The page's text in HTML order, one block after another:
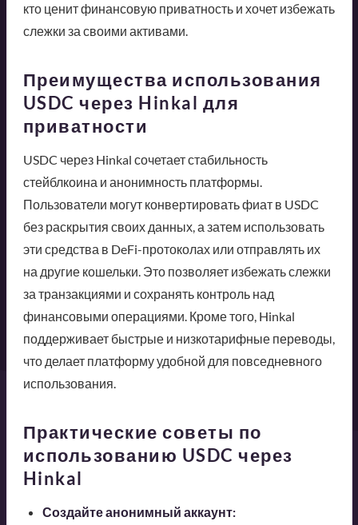
кто ценит финансовую приватность и хочет избежать
слежки за своими активами.
Преимущества использования
USDC через Hinkal для
приватности
USDC через Hinkal сочетает стабильность
стейблкоина и анонимность платформы.
Пользователи могут конвертировать фиат в USDC
без раскрытия своих данных, а затем использовать
эти средства в DeFi-протоколах или отправлять их
на другие кошельки. Это позволяет избежать слежки
за транзакциями и сохранять контроль над
финансовыми операциями. Кроме того, Hinkal
поддерживает быстрые и низкотарифные переводы,
что делает платформу удобной для повседневного
использования.
Практические советы по
использованию USDC через
Hinkal
Создайте анонимный аккаунт: